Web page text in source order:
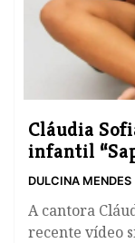
​Cláudia
infantil
DULCINA MENDES
A cantora
recente vídeo